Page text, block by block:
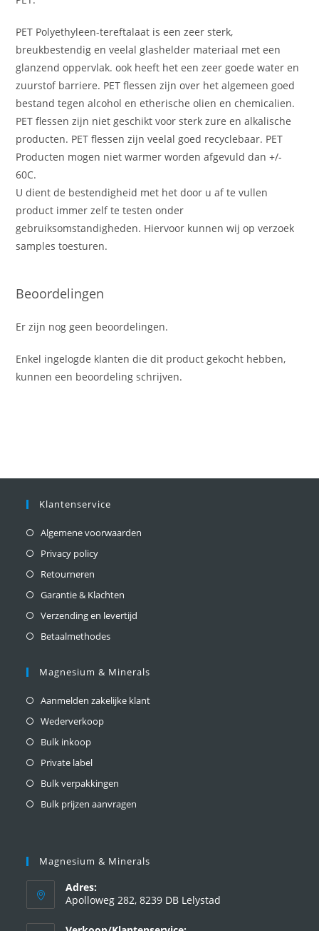
PET Polyethyleen-tereftalaat is een zeer sterk,
breukbestendig en veelal glashelder materiaal met een
glanzend oppervlak. ook heeft het een zeer goede water en
zuurstof barriere. PET flessen zijn over het algemeen goed
bestand tegen alcohol en etherische olien en chemicalien.
PET flessen zijn niet geschikt voor sterk zure en alkalische
producten. PET flessen zijn veelal goed recyclebaar. PET
Producten mogen niet warmer worden afgevuld dan +/-
60C.
U dient de bestendigheid met het door u af te vullen
product immer zelf te testen onder
gebruiksomstandigheden. Hiervoor kunnen wij op verzoek
samples toesturen.
Beoordelingen
Er zijn nog geen beoordelingen.
Enkel ingelogde klanten die dit product gekocht hebben,
kunnen een beoordeling schrijven.
Klantenservice
Algemene voorwaarden
Privacy policy
Retourneren
Garantie & Klachten
Verzending en levertijd
Betaalmethodes
Magnesium & Minerals
Aanmelden zakelijke klant
Wederverkoop
Bulk inkoop
Private label
Bulk verpakkingen
Bulk prijzen aanvragen
Magnesium & Minerals
Adres:
Apolloweg 282, 8239 DB Lelystad